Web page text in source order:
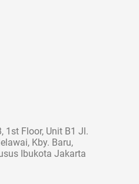
1st Floor, Unit B1 Jl.
Kby. Baru,
Ibukota Jakarta